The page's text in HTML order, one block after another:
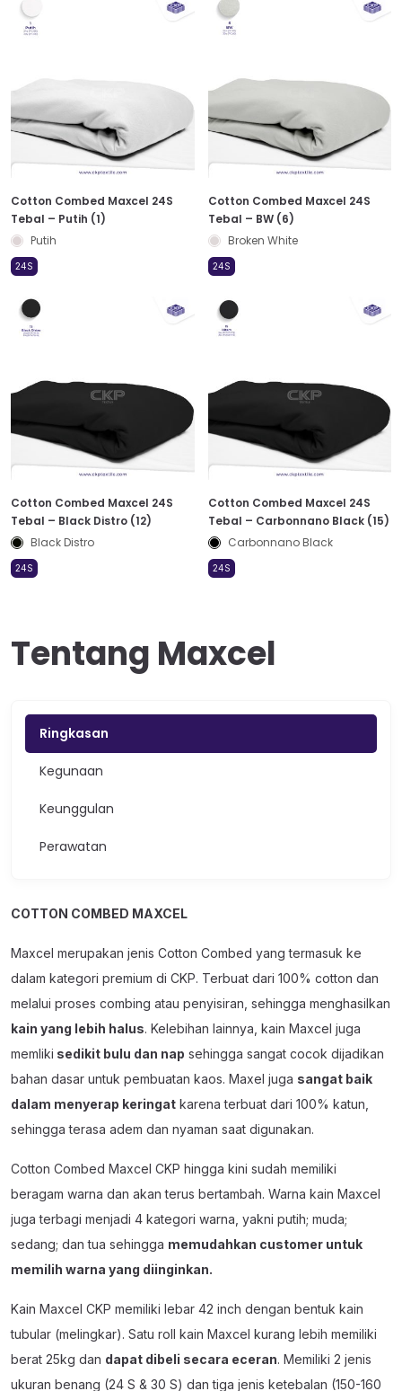
Cotton Combed Maxcel 24S
Tebal – Putih (1)
Putih
24S
Cotton Combed Maxcel 24S
Tebal – BW (6)
Broken White
24S
Cotton Combed Maxcel 24S
Tebal – Black Distro (12)
Black Distro
24S
Cotton Combed Maxcel 24S
Tebal – Carbonnano Black (15)
Carbonnano Black
24S
Tentang Maxcel
Ringkasan
Kegunaan
Keunggulan
Perawatan
COTTON COMBED MAXCEL
Maxcel merupakan jenis Cotton Combed yang termasuk ke
dalam kategori premium di CKP. Terbuat dari 100% cotton dan
melalui proses combing atau penyisiran, sehingga menghasilkan
kain yang lebih halus. Kelebihan lainnya, kain Maxcel juga
memliki sedikit bulu dan nap sehingga sangat cocok dijadikan
bahan dasar untuk pembuatan kaos. Maxel juga sangat baik
dalam menyerap keringat karena terbuat dari 100% katun,
sehingga terasa adem dan nyaman saat digunakan.
Cotton Combed Maxcel CKP hingga kini sudah memiliki
beragam warna dan akan terus bertambah. Warna kain Maxcel
juga terbagi menjadi 4 kategori warna, yakni putih; muda;
sedang; dan tua sehingga memudahkan customer untuk
memilih warna yang diinginkan.
Kain Maxcel CKP memiliki lebar 42 inch dengan bentuk kain
tubular (melingkar). Satu roll kain Maxcel kurang lebih memiliki
berat 25kg dan dapat dibeli secara eceran. Memiliki 2 jenis
ukuran benang (24 S & 30 S) dan tiga jenis ketebalan (150-160